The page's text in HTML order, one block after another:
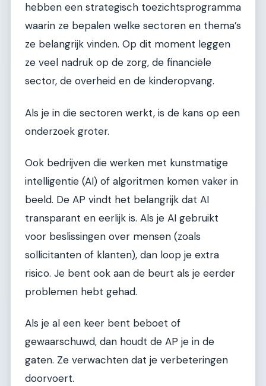
hebben een strategisch toezichtsprogramma
waarin ze bepalen welke sectoren en thema’s
ze belangrijk vinden. Op dit moment leggen
ze veel nadruk op de zorg, de financiële
sector, de overheid en de kinderopvang.
Als je in die sectoren werkt, is de kans op een
onderzoek groter.
Ook bedrijven die werken met kunstmatige
intelligentie (AI) of algoritmen komen vaker in
beeld. De AP vindt het belangrijk dat AI
transparant en eerlijk is. Als je AI gebruikt
voor beslissingen over mensen (zoals
sollicitanten of klanten), dan loop je extra
risico. Je bent ook aan de beurt als je eerder
problemen hebt gehad.
Als je al een keer bent beboet of
gewaarschuwd, dan houdt de AP je in de
gaten. Ze verwachten dat je verbeteringen
doorvoert.